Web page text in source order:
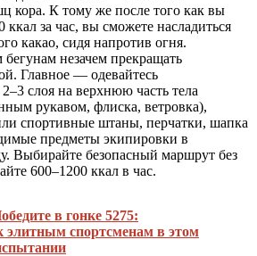
кора. К тому же после того как вы
ккал за час, вы сможете насладиться
какао, сидя напротив огня.
незачем прекращать
Главное — одевайтесь
2–3 слоя на верхнюю часть тела
рукавом, флиска, ветровка),
спортивные штаны, перчатки, шапка
предметы экипировки в
Выбирайте безопасный маршрут без
600–1200 ккал в час.
в гонке 5275:
элитным спортсменам в этом